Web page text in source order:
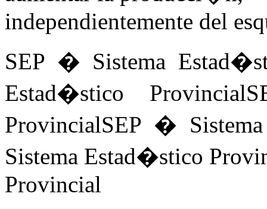
independientemente del
SEP � Sistema
Estad�stico
ProvincialSEP �
Sistema Estad�stico
Provincial